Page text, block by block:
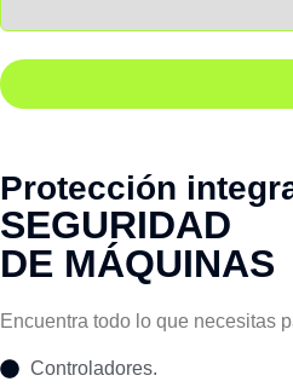
Protección
SEGURIDAD
DE MÁQUINAS
Encuentra todo lo que necesitas
Controladores.